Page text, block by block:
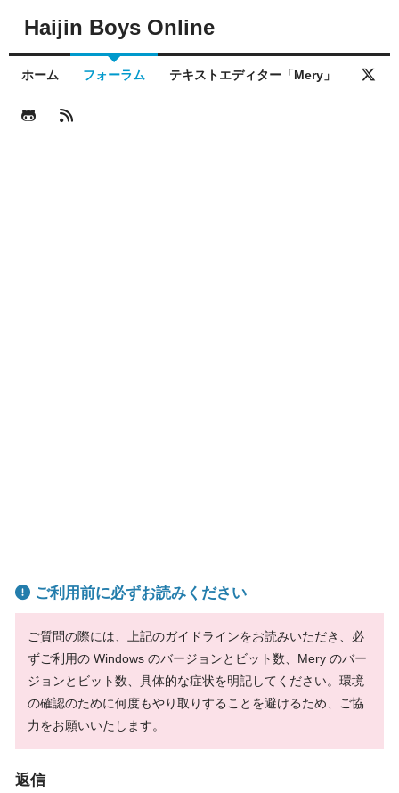
Haijin Boys Online
ホーム フォーラム テキストエディター「Mery」
ご利用前に必ずお読みください
ご質問の際には、上記のガイドラインをお読みいただき、必
ずご利用の Windows のバージョンとビット数、Mery のバー
ジョンとビット数、具体的な症状を明記してください。環境
の確認のために何度もやり取りすることを避けるため、ご協
力をお願いいたします。
返信